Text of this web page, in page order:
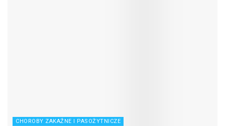
CHOROBY ZAKAŹNE I PASOŻYTNICZE